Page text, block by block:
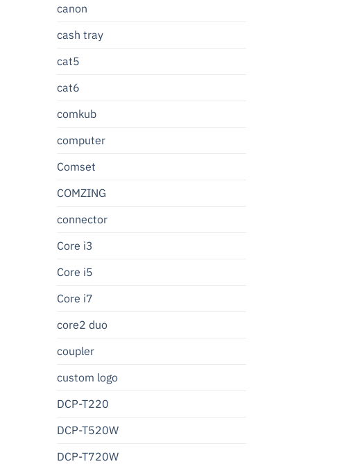
canon
cash tray
cat5
cat6
comkub
computer
Comset
COMZING
connector
Core i3
Core i5
Core i7
core2 duo
coupler
custom logo
DCP-T220
DCP-T520W
DCP-T720W